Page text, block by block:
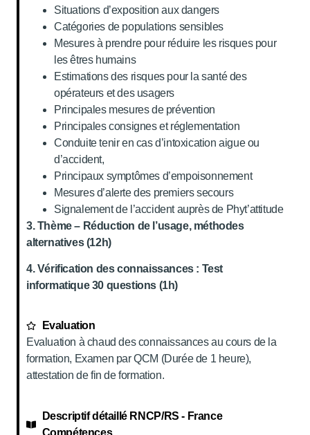
Situations d’exposition aux dangers
Catégories de populations sensibles
Mesures à prendre pour réduire les risques pour
les êtres humains
Estimations des risques pour la santé des
opérateurs et des usagers
Principales mesures de prévention
Principales consignes et réglementation
Conduite tenir en cas d’intoxication aigue ou
d’accident,
Principaux symptômes d’empoisonnement
Mesures d’alerte des premiers secours
Signalement de l’accident auprès de Phyt’attitude
3. Thème – Réduction de l’usage, méthodes
alternatives (12h)
4. Vérification des connaissances : Test
informatique 30 questions (1h)
Evaluation
Evaluation à chaud des connaissances au cours de la
formation, Examen par QCM (Durée de 1 heure),
attestation de fin de formation.
Descriptif détaillé RNCP/RS - France
Compétences